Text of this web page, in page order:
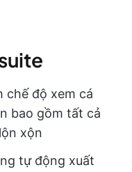
chế độ xem cá
bao gồm tất cả
xộn
tự động xuất